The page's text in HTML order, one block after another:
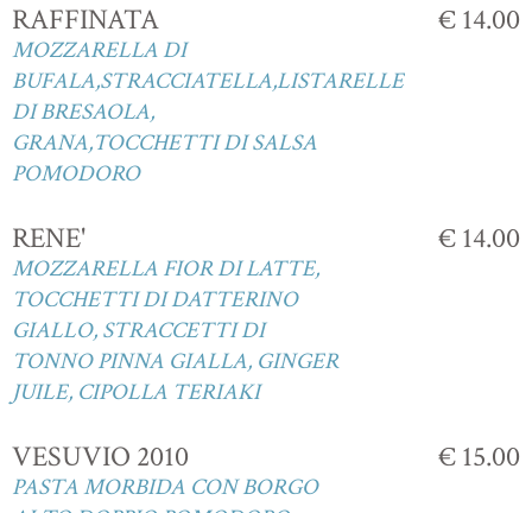
RAFFINATA
MOZZARELLA DI
BUFALA,STRACCIATELLA,LISTARELLE
DI BRESAOLA,
GRANA,TOCCHETTI DI SALSA
POMODORO
€ 14.00
RENE'
MOZZARELLA FIOR DI LATTE,
TOCCHETTI DI DATTERINO
GIALLO, STRACCETTI DI
TONNO PINNA GIALLA, GINGER
JUILE, CIPOLLA TERIAKI
€ 14.00
VESUVIO 2010
PASTA MORBIDA CON BORGO
€ 15.00